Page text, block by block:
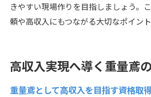
きやすい現場作りを目指しましょう。
頼や高収入にもつながる大切なポイント
高収入実現へ導く重量鳶
重量鳶として高収入を目指す資格取